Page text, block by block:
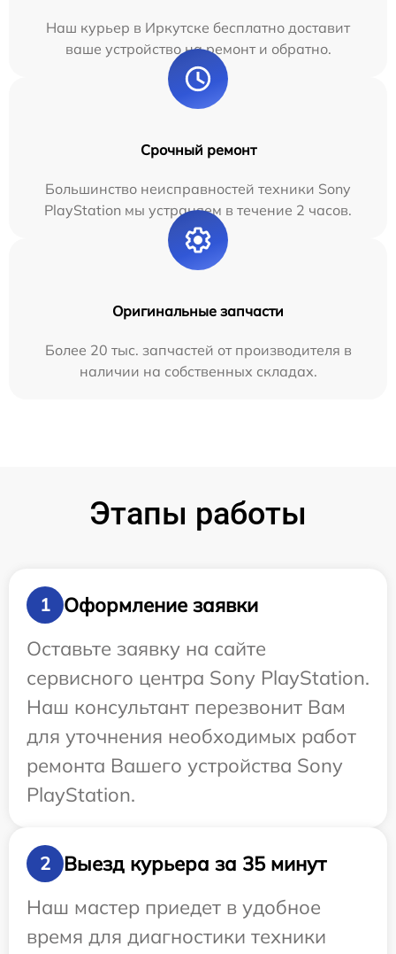
Наш курьер в Иркутске бесплатно доставит
ваше устройство на ремонт и обратно.
Срочный ремонт
Большинство неисправностей техники Sony
PlayStation мы устраняем в течение 2 часов.
Оригинальные запчасти
Более 20 тыс. запчастей от производителя в
наличии на собственных складах.
Этапы работы
1
Оформление заявки
Оставьте заявку на сайте
сервисного центра Sony PlayStation.
Наш консультант перезвонит Вам
для уточнения необходимых работ
ремонта Вашего устройства Sony
PlayStation.
2
Выезд курьера за 35 минут
Наш мастер приедет в удобное
время для диагностики техники